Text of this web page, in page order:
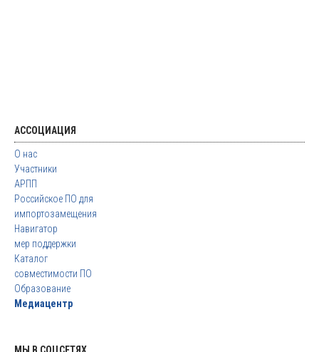
АССОЦИАЦИЯ
О нас
Участники
АРПП
Российское ПО для
импортозамещения
Навигатор
мер поддержки
Каталог
совместимости ПО
Образование
Медиацентр